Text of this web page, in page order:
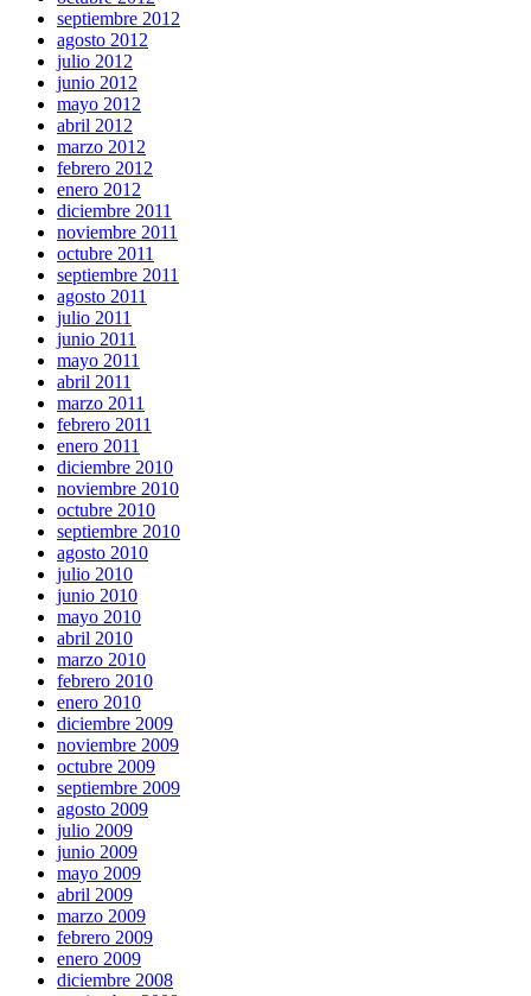
septiembre 2012
agosto 2012
julio 2012
junio 2012
mayo 2012
abril 2012
marzo 2012
febrero 2012
enero 2012
diciembre 2011
noviembre 2011
octubre 2011
septiembre 2011
agosto 2011
julio 2011
junio 2011
mayo 2011
abril 2011
marzo 2011
febrero 2011
enero 2011
diciembre 2010
noviembre 2010
octubre 2010
septiembre 2010
agosto 2010
julio 2010
junio 2010
mayo 2010
abril 2010
marzo 2010
febrero 2010
enero 2010
diciembre 2009
noviembre 2009
octubre 2009
septiembre 2009
agosto 2009
julio 2009
junio 2009
mayo 2009
abril 2009
marzo 2009
febrero 2009
enero 2009
diciembre 2008